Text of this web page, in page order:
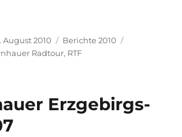
– Olbernhauer Radtour 2010“
August 2010 Kategorien
Berichte 2010
Radtour, RTF
Erzgebirgs-